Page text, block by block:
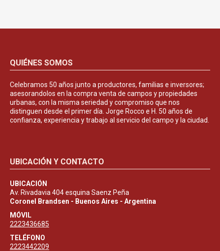
QUIÉNES SOMOS
Celebramos 50 años junto a productores, familias e inversores;
asesorandolos en la compra venta de campos y propiedades
urbanas, con la misma seriedad y compromiso que nos
distinguen desde el primer día. Jorge Rocco e H. 50 años de
confianza, experiencia y trabajo al servicio del campo y la ciudad.
UBICACIÓN Y CONTACTO
UBICACIÓN
Av. Rivadavia 404 esquina Saenz Peña
Coronel Brandsen - Buenos Aires - Argentina
MÓVIL
2223436685
TELÉFONO
2223442209